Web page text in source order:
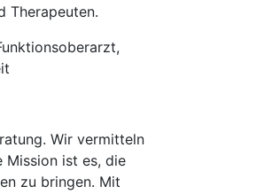
Therapeuten.
Wir vermitteln
Mission ist es, die
zu bringen. Mit